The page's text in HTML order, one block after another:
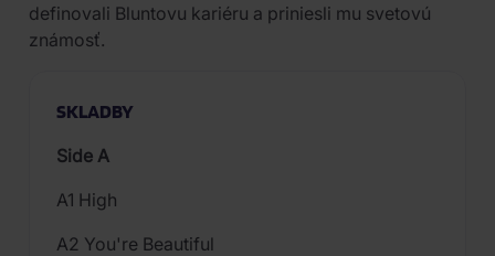
definovali Bluntovu kariéru a priniesli mu svetovú
známosť.
SKLADBY
Side A
A1 High
A2 You're Beautiful